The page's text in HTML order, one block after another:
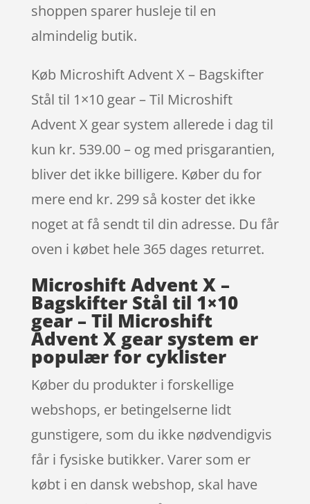
shoppen sparer husleje til en
almindelig butik.
Køb Microshift Advent X – Bagskifter
Stål til 1×10 gear – Til Microshift
Advent X gear system allerede i dag til
kun kr. 539.00 – og med prisgarantien,
bliver det ikke billigere. Køber du for
mere end kr. 299 så koster det ikke
noget at få sendt til din adresse. Du får
oven i købet hele 365 dages returret.
Microshift Advent X –
Bagskifter Stål til 1×10
gear – Til Microshift
Advent X gear system er
populær for cyklister
Køber du produkter i forskellige
webshops, er betingelserne lidt
gunstigere, som du ikke nødvendigvis
får i fysiske butikker. Varer som er
købt i en dansk webshop, skal have